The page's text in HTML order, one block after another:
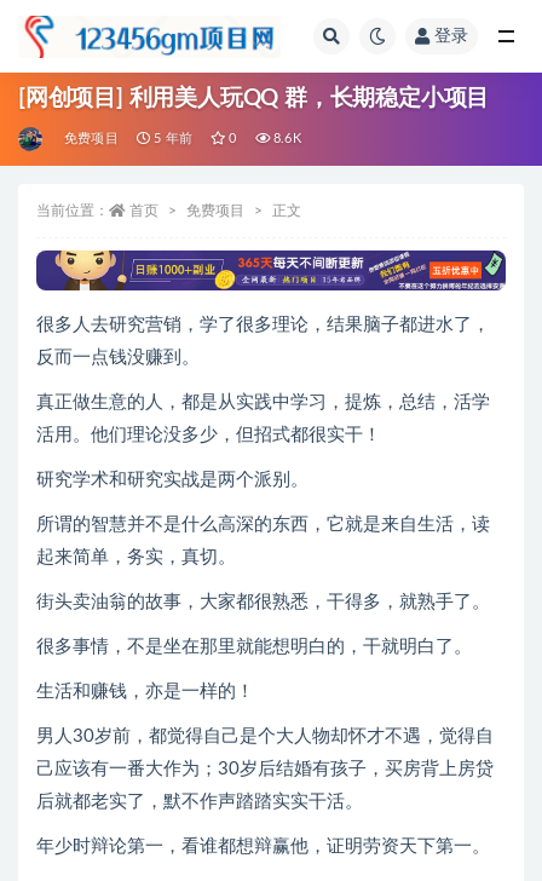
登录
[网创项目] 利用美人玩QQ 群，长期稳定小项目
免费项目 5 年前 0 8.6K
当前位置： 首页 免费项目 正文
很多人去研究营销，学了很多理论，结果脑子都进水了，
反而一点钱没赚到。
真正做生意的人，都是从实践中学习，提炼，总结，活学
活用。他们理论没多少，但招式都很实干！
研究学术和研究实战是两个派别。
所谓的智慧并不是什么高深的东西，它就是来自生活，读
起来简单，务实，真切。
街头卖油翁的故事，大家都很熟悉，干得多，就熟手了。
很多事情，不是坐在那里就能想明白的，干就明白了。
生活和赚钱，亦是一样的！
男人30岁前，都觉得自己是个大人物却怀才不遇，觉得自
己应该有一番大作为；30岁后结婚有孩子，买房背上房贷
后就都老实了，默不作声踏踏实实干活。
年少时辩论第一，看谁都想辩赢他，证明劳资天下第一。